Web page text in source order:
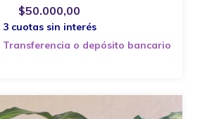
$50.000,00
Transferencia o depósito bancario